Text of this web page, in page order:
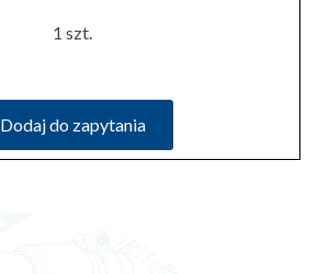
1 szt.
Dodaj do zapytania